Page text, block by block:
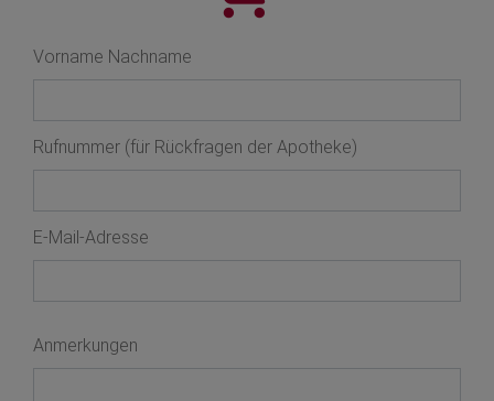
Vorname Nachname
Rufnummer (für Rückfragen der Apotheke)
E-Mail-Adresse
Anmerkungen